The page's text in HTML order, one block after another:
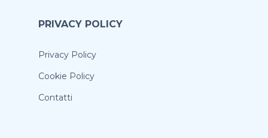
PRIVACY POLICY
Privacy Policy
Cookie Policy
Contatti